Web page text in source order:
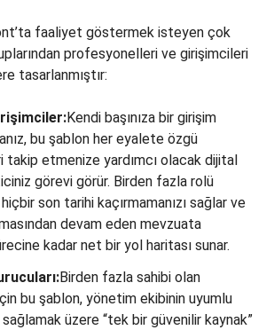
faaliyet göstermek isteyen çok
profesyonelleri ve girişimcileri
tasarlanmıştır:
Kendi başınıza bir girişim
bu şablon her eyalete özgü
takip etmenize yardımcı olacak dijital
görevi görür. Birden fazla rolü
son tarihi kaçırmamanızı sağlar ve
devam eden mevzuata
kadar net bir yol haritası sunar.
Birden fazla sahibi olan
bu şablon, yönetim ekibinin uyumlu
sağlamak üzere “tek bir güvenilir kaynak”